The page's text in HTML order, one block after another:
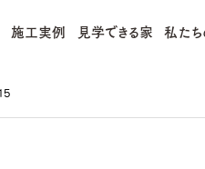
施工実例 見学できる家 私たち